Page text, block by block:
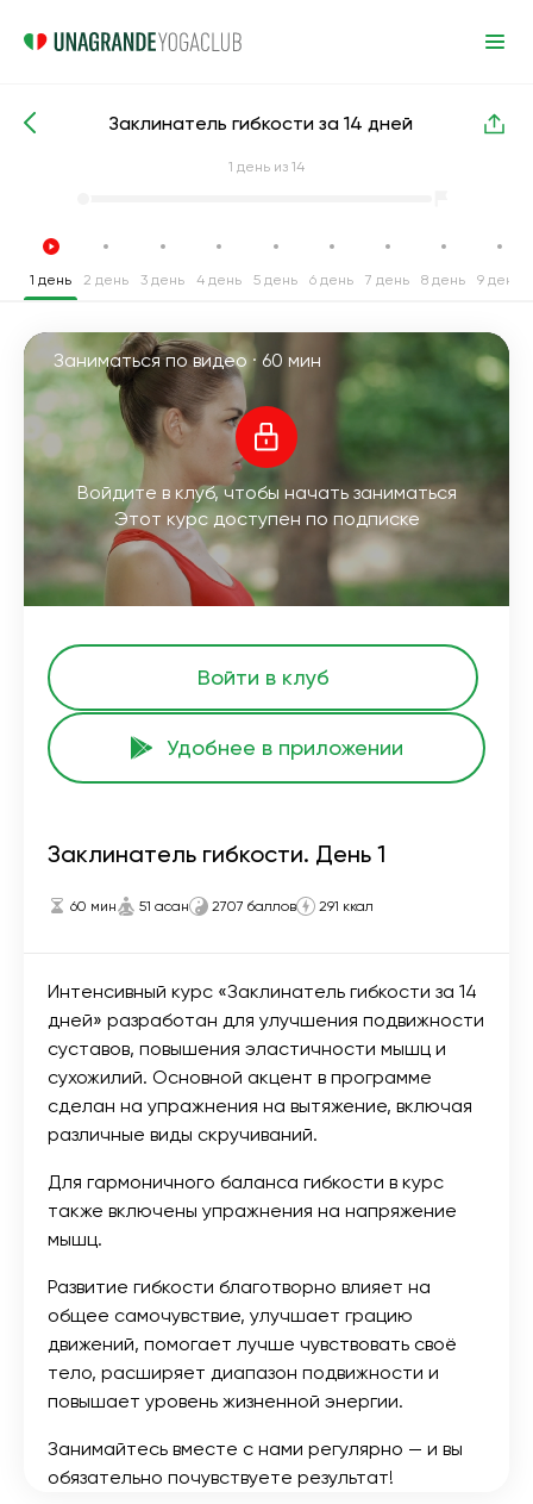
Интенсивные курсы йоги Гибкость
Заклинатель гибкости за 14 дней
1 день из 14
1 день 2 день 3 день 4 день 5 день 6 день 7 день 8 день 9 день
Заниматься по видео · 60 мин
Войдите в клуб, чтобы начать заниматься
Этот курс доступен по подписке
Войти в клуб
Удобнее в приложении
Заклинатель гибкости. День 1
60 мин 51 асан 2707 баллов 291 ккал
Интенсивный курс «Заклинатель гибкости за 14
дней» разработан для улучшения подвижности
суставов, повышения эластичности мышц и
сухожилий. Основной акцент в программе
сделан на упражнения на вытяжение, включая
различные виды скручиваний.
Для гармоничного баланса гибкости в курс
также включены упражнения на напряжение
мышц.
Развитие гибкости благотворно влияет на
общее самочувствие, улучшает грацию
движений, помогает лучше чувствовать своё
тело, расширяет диапазон подвижности и
повышает уровень жизненной энергии.
Занимайтесь вместе с нами регулярно — и вы
обязательно почувствуете результат!